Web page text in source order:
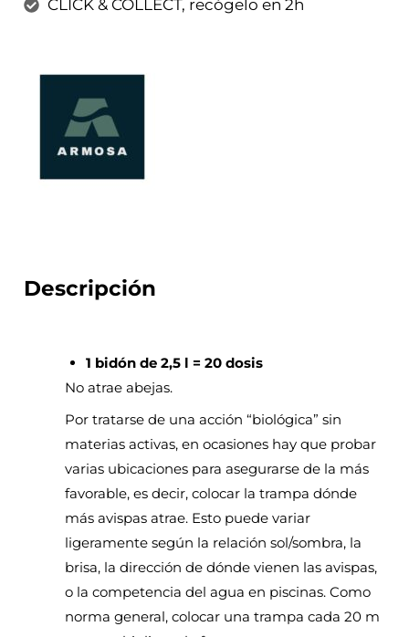
CLICK & COLLECT, recógelo en 2h
Descripción
1 bidón de 2,5 l = 20 dosis
No atrae abejas.
Por tratarse de una acción “biológica” sin
materias activas, en ocasiones hay que probar
varias ubicaciones para asegurarse de la más
favorable, es decir, colocar la trampa dónde
más avispas atrae. Esto puede variar
ligeramente según la relación sol/sombra, la
brisa, la dirección de dónde vienen las avispas,
o la competencia del agua en piscinas. Como
norma general, colocar una trampa cada 20 m